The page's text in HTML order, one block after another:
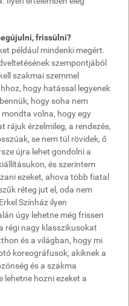
frissülni?
például mindenki megért.
szempontjából
szakmai szemmel
hogy hatással legyenek
hogy soha nem
volna, hogy egy
rájuk érzelmileg, a rendezés,
se nem túl rövidek, ő
újra lehet gondolni a
és szerintem
ezeket, ahova több fiatal
réteg jut el, oda nem
Színház ilyen
úgy lehetne még frissen
régi nagy klasszikusokat
és a világban, hogy mi
koreográfusok, akiknek a
és a szakma
lehetne hozni ezeket a